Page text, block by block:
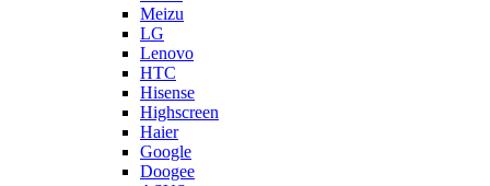
Meizu
LG
Lenovo
HTC
Hisense
Highscreen
Haier
Google
Doogee